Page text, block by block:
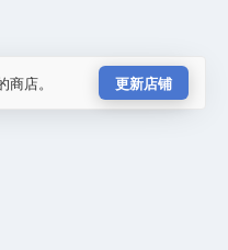
店。 更新店铺